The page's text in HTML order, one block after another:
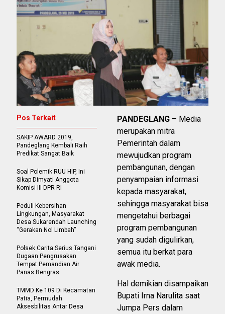
PANDEGLANG – Media
merupakan mitra
Pemerintah dalam
mewujudkan program
pembangunan, dengan
penyampaian informasi
kepada masyarakat,
sehingga masyarakat bisa
mengetahui berbagai
program pembangunan
yang sudah digulirkan,
semua itu berkat para
awak media.
Hal demikian disampaikan
Bupati Irna Narulita saat
Jumpa Pers dalam
Pos Terkait
SAKIP AWARD 2019,
Pandeglang Kembali Raih
Predikat Sangat Baik
Soal Polemik RUU HIP, Ini
Sikap Dimyati Anggota
Komisi III DPR RI
Peduli Kebersihan
Lingkungan, Masyarakat
Desa Sukarendah Launching
“Gerakan Nol Limbah”
Polsek Carita Serius Tangani
Dugaan Pengrusakan
Tempat Pemandian Air
Panas Bengras
TMMD Ke 109 Di Kecamatan
Patia, Permudah
Aksesbilitas Antar Desa